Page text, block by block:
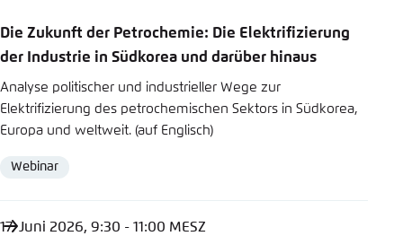
Die Zukunft der Petrochemie: Die Elektrifizierung
der Industrie in Südkorea und darüber hinaus
Analyse politischer und industrieller Wege zur
Elektrifizierung des petrochemischen Sektors in Südkorea,
Europa und weltweit. (auf Englisch)
Format
Webinar
17. Juni 2026, 9:30 - 11:00 MESZ